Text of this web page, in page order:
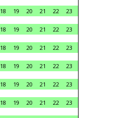
18 19 20 21 22
23
18 19 20 21 22
23
18 19 20 21 22
23
18 19 20 21 22
23
18 19 20 21 22
23
18 19 20 21 22
23